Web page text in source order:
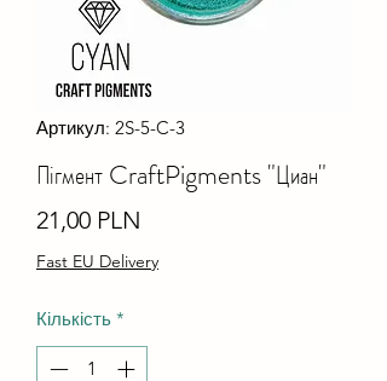
Артикул: 2S-5-C-3
Пігмент CraftPigments "Циан"
21,00 PLN
Fast EU Delivery
Кількість *